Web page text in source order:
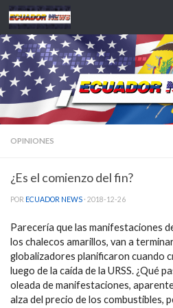
Saltar al contenido
OPINIONES
¿Es el comienzo del fin?
POR ECUADOR NEWS · 2018-12-26
Parecería que las manifestaciones
los chalecos amarillos, van a
globalizadores planificaron cuando
luego de la caída de la URSS. ¿Qué
oleada de manifestaciones,
alza del precio de los combustibles,